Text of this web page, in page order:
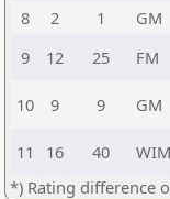
8
2 1 GM
9
12 25 FM
10 9 9 GM
11 16 40 WIM
*) Rating difference